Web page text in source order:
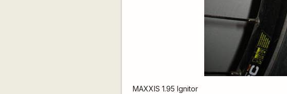
MAXXIS 1.95 Ignitor